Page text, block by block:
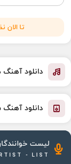
تا الان
دانلود
دانلود
لیست
- LIST